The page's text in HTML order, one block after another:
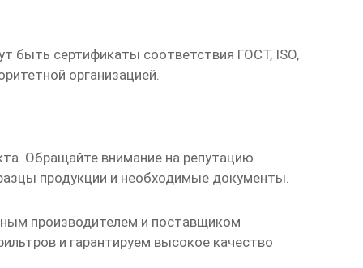
быть сертификаты соответствия ГОСТ, ISO,
организацией.
Обращайте внимание на репутацию
продукции и необходимые документы.
производителем и поставщиком
и гарантируем высокое качество